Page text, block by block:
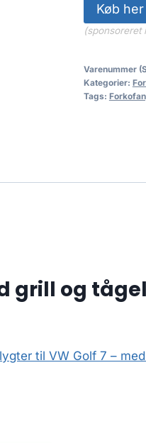
Køb her
(sponsoreret
Varenummer
Kategorier:
Tags:
og
til VW Golf 7 –